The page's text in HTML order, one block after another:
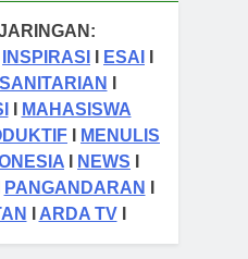
INSPIRASI ESAI
SANITARIAN
MAHASISWA
MENULIS
NEWS
PANGANDARAN
ARDA TVI